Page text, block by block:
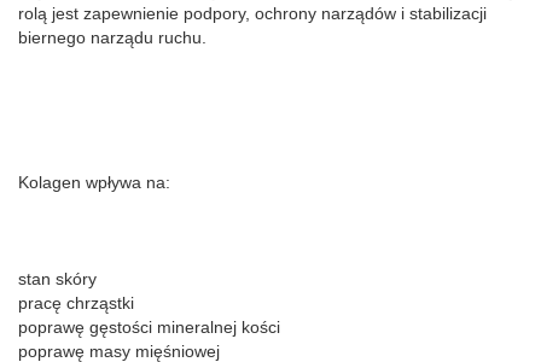
rolą jest zapewnienie podpory, ochrony narządów i stabilizacji
biernego narządu ruchu.
Kolagen wpływa na:
stan skóry
pracę chrząstki
poprawę gęstości mineralnej kości
poprawę masy mięśniowej